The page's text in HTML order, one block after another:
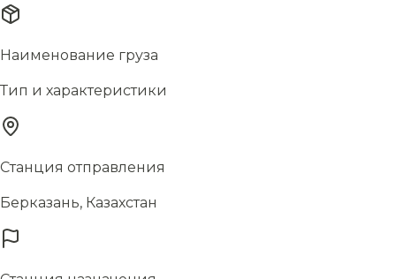
Наименование груза
Тип и характеристики
Станция отправления
Берказань, Казахстан